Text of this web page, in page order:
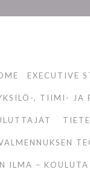
EXECUTIVE
, TIIMI- JA
ILMA –